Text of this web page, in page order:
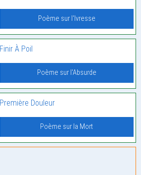
Poème sur l'Ivresse
Finir À Poil
Poème sur l'Absurde
Première Douleur
Poème sur la Mort